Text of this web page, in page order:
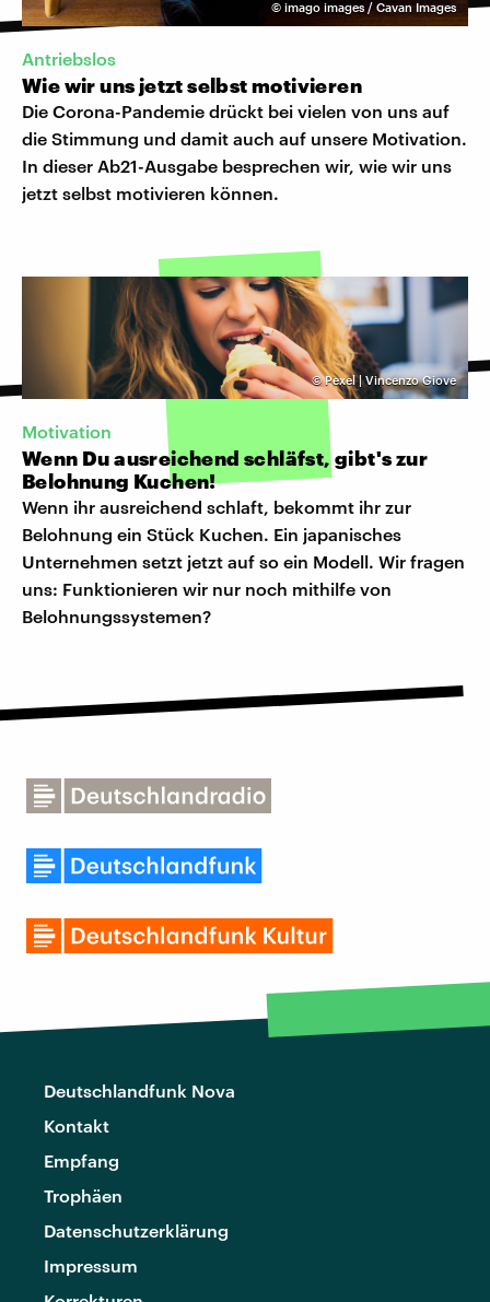
© imago images / Cavan Images
Antriebslos
Wie wir uns jetzt selbst motivieren
Die Corona-Pandemie drückt bei vielen von uns auf
die Stimmung und damit auch auf unsere Motivation.
In dieser Ab21-Ausgabe besprechen wir, wie wir uns
jetzt selbst motivieren können.
©Pexel | Vincenzo Giove
Motivation
Wenn Du ausreichend schläfst, gibt's zur
Belohnung Kuchen!
Wenn ihr ausreichend schlaft, bekommt ihr zur
Belohnung ein Stück Kuchen. Ein japanisches
Unternehmen setzt jetzt auf so ein Modell. Wir fragen
uns: Funktionieren wir nur noch mithilfe von
Belohnungssystemen?
Deutschlandfunk Nova
Kontakt
Empfang
Trophäen
Datenschutzerklärung
Impressum